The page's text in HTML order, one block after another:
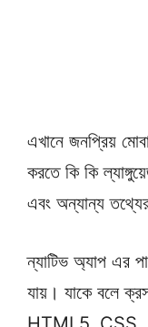
এখানে জনপ্রিয়
করতে কি কি
এবং অন্যান্য তথ্যের
ন্যাটিভ অ্যাপ এর
যায়। যাকে বলে